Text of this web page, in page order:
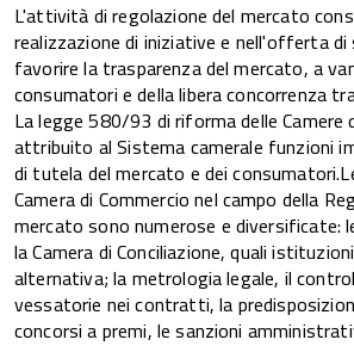
L'attività di regolazione del mercato
realizzazione di iniziative e nell'offerta
favorire la trasparenza del mercato, a
consumatori e della libera concorrenza
La legge 580/93 di riforma delle Camere
attribuito al Sistema camerale funzioni
di tutela del mercato e dei
Camera di Commercio nel campo della
mercato sono numerose e diversificate:
la Camera di Conciliazione, quali
alternativa; la metrologia legale, il
vessatorie nei contratti, la
concorsi a premi, le sanzioni